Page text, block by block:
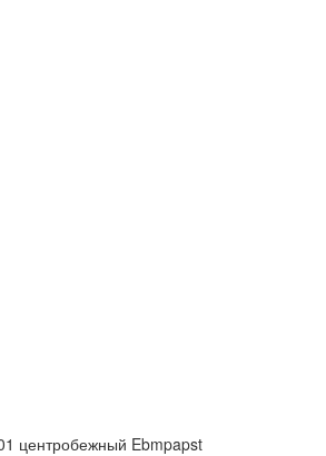
центробежный Ebmpapst